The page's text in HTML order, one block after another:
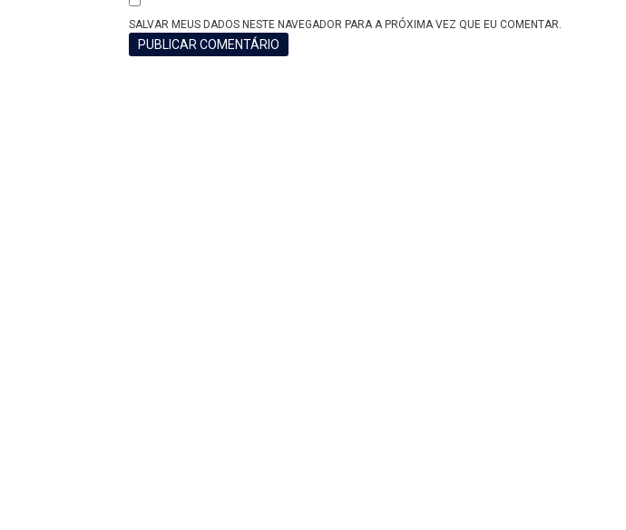
SALVAR MEUS DADOS NESTE NAVEGADOR PARA A PRÓXIMA VEZ QUE EU COMENTAR.